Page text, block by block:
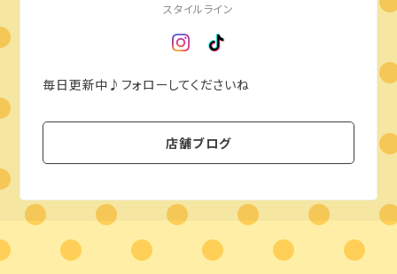
スタイルライン
毎日更新中♪フォローしてくださいね
店舗ブログ